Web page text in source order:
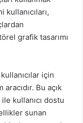
grafik tasarımı
için
Bu açık
ile kullanıcı dostu
sunan